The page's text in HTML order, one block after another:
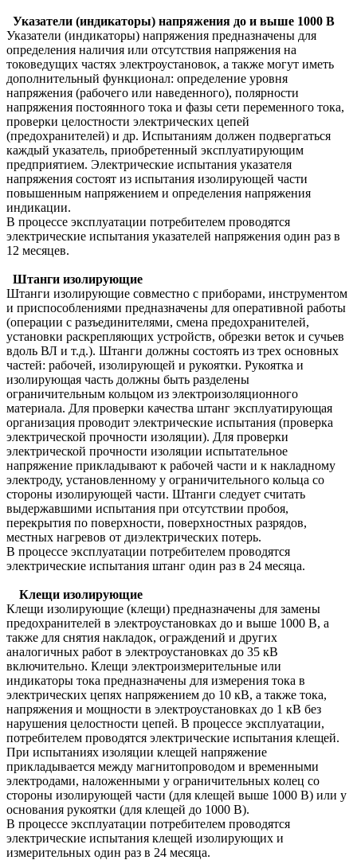
Указатели (индикаторы) напряжения до и выше 1000 В
Указатели (индикаторы) напряжения предназначены для
определения наличия или отсутствия напряжения на
токоведущих частях электроустановок, а также могут иметь
дополнительный функционал: определение уровня
напряжения (рабочего или наведенного), полярности
напряжения постоянного тока и фазы сети переменного тока,
проверки целостности электрических цепей
(предохранителей) и др. Испытаниям должен подвергаться
каждый указатель, приобретенный эксплуатирующим
предприятием. Электрические испытания указателя
напряжения состоят из испытания изолирующей части
повышенным напряжением и определения напряжения
индикации.
В процессе эксплуатации потребителем проводятся
электрические испытания указателей напряжения один раз в
12 месяцев.
Штанги изолирующие
Штанги изолирующие совместно с приборами, инструментом
и приспособлениями предназначены для оперативной работы
(операции с разъединителями, смена предохранителей,
установки раскрепляющих устройств, обрезки веток и сучьев
вдоль ВЛ и т.д.). Штанги должны состоять из трех основных
частей: рабочей, изолирующей и рукоятки. Рукоятка и
изолирующая часть должны быть разделены
ограничительным кольцом из электроизоляционного
материала. Для проверки качества штанг эксплуатирующая
организация проводит электрические испытания (проверка
электрической прочности изоляции). Для проверки
электрической прочности изоляции испытательное
напряжение прикладывают к рабочей части и к накладному
электроду, установленному у ограничительного кольца со
стороны изолирующей части. Штанги следует считать
выдержавшими испытания при отсутствии пробоя,
перекрытия по поверхности, поверхностных разрядов,
местных нагревов от диэлектрических потерь.
В процессе эксплуатации потребителем проводятся
электрические испытания штанг один раз в 24 месяца.
Клещи изолирующие
Клещи изолирующие (клещи) предназначены для замены
предохранителей в электроустановках до и выше 1000 В, а
также для снятия накладок, ограждений и других
аналогичных работ в электроустановках до 35 кВ
включительно. Клещи электроизмерительные или
индикаторы тока предназначены для измерения тока в
электрических цепях напряжением до 10 кВ, а также тока,
напряжения и мощности в электроустановках до 1 кВ без
нарушения целостности цепей. В процессе эксплуатации,
потребителем проводятся электрические испытания клещей.
При испытаниях изоляции клещей напряжение
прикладывается между магнитопроводом и временными
электродами, наложенными у ограничительных колец со
стороны изолирующей части (для клещей выше 1000 В) или у
основания рукоятки (для клещей до 1000 В).
В процессе эксплуатации потребителем проводятся
электрические испытания клещей изолирующих и
измерительных один раз в 24 месяца.